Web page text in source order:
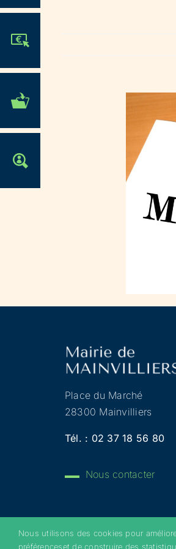
MES DÉMARCHES
OFFRES D'EMPLOI
Place du Marché
28300 Mainvilliers
Tél. : 02 37 18 56 80
Nous contacter
Nous utilisons des cookies pour
préférenceset de construire des